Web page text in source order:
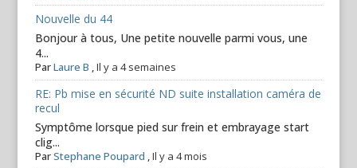
Nouvelle du 44
Bonjour à tous, Une petite nouvelle parmi vous, une
4...
ParLaure B Il y a 4 semaines
RE: Pb mise en sécurité ND suite installation caméra de
recul
Symptôme lorsque pied sur frein et embrayage start
clig...
ParStephane Poupard Il y a 4 mois